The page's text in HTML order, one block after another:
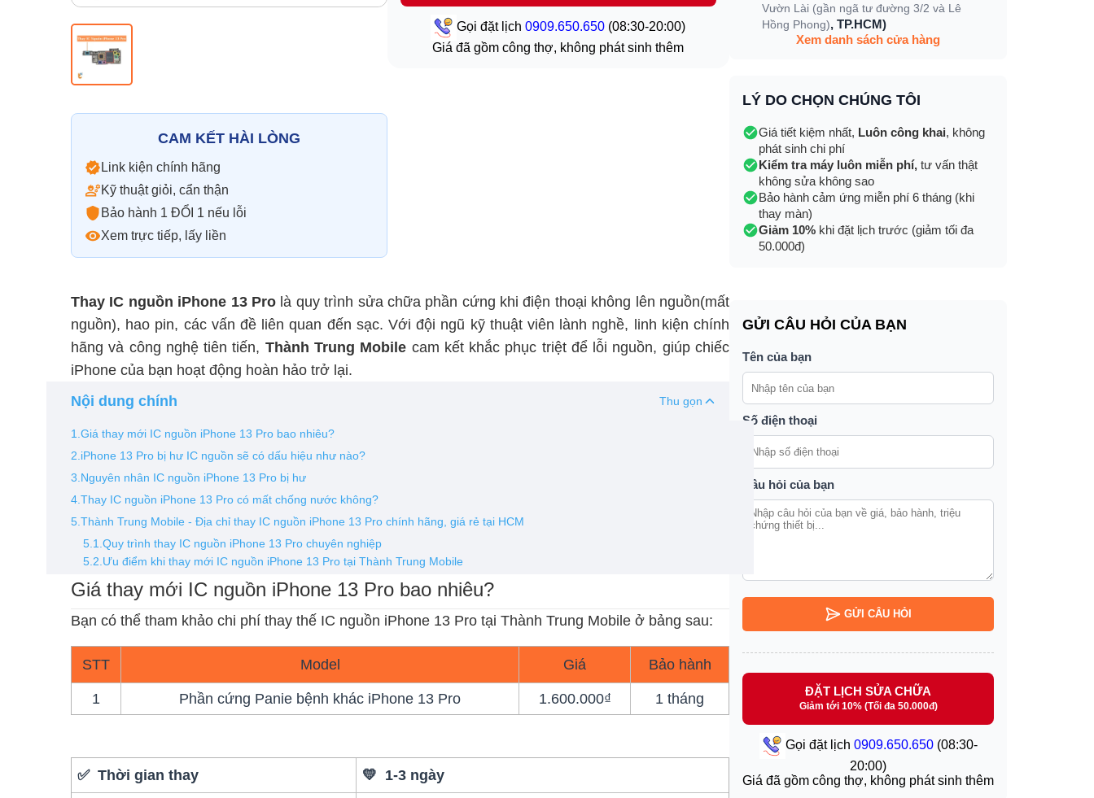
CAM KẾT HÀI LÒNG
Link kiện chính hãng
Kỹ thuật giỏi, cẩn thận
Bảo hành 1 ĐỔI 1 nếu lỗi
Xem trực tiếp, lấy liền
Gọi đặt lịch0909.650.650 (08:30-20:00)
Giá đã gồm công thợ, không phát sinh thêm
Thay IC nguồn iPhone 13 Pro là quy trình sửa chữa phần cứng khi điện thoại không lên nguồn(mất
nguồn), hao pin, các vấn đề liên quan đến sạc. Với đội ngũ kỹ thuật viên lành nghề, linh kiện chính
hãng và công nghệ tiên tiến, Thành Trung Mobile cam kết khắc phục triệt để lỗi nguồn, giúp chiếc
iPhone của bạn hoạt động hoàn hảo trở lại.
Nội dung chính
Thu gọn
1.Giá thay mới IC nguồn iPhone 13 Pro bao nhiêu?
2.iPhone 13 Pro bị hư IC nguồn sẽ có dấu hiệu như nào?
3.Nguyên nhân IC nguồn iPhone 13 Pro bị hư
4.Thay IC nguồn iPhone 13 Pro có mất chống nước không?
5.Thành Trung Mobile - Địa chỉ thay IC nguồn iPhone 13 Pro chính hãng, giá rẻ tại HCM
5.1.Quy trình thay IC nguồn iPhone 13 Pro chuyên nghiệp
5.2.Ưu điểm khi thay mới IC nguồn iPhone 13 Pro tại Thành Trung Mobile
Giá thay mới IC nguồn iPhone 13 Pro bao nhiêu?
Bạn có thể tham khảo chi phí thay thế IC nguồn iPhone 13 Pro tại Thành Trung Mobile ở bảng sau:
STT Model Giá Bảo hành
1 Phần cứng Panie bệnh khác iPhone 13 Pro 1.600.000₫ 1 tháng
✅ Thời gian thay 💛 1-3 ngày
Vườn Lài (gần ngã tư đường 3/2 và Lê
Hồng Phong), TP.HCM)
Xem danh sách cửa hàng
LÝ DO CHỌN CHÚNG TÔI
Giá tiết kiệm nhất, Luôn công khai, không
phát sinh chi phí
Kiểm tra máy luôn miễn phí, tư vấn thật
không sửa không sao
Bảo hành cảm ứng miễn phí 6 tháng (khi
thay màn)
Giảm 10% khi đặt lịch trước (giảm tối đa
50.000đ)
GỬI CÂU HỎI CỦA BẠN
Tên của bạn
Số điện thoại
Câu hỏi của bạn
GỬI CÂU HỎI
ĐẶT LỊCH SỬA CHỮA
Giảm tới 10% (Tối đa 50.000đ)
Gọi đặt lịch 0909.650.650(08:30-
20:00)
Giá đã gồm công thợ, không phát sinh thêm